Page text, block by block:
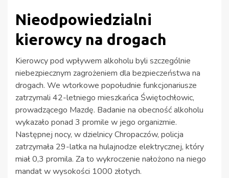
Nieodpowiedzialni
kierowcy na drogach
Kierowcy pod wpływem alkoholu byli szczególnie
niebezpiecznym zagrożeniem dla bezpieczeństwa na
drogach. We wtorkowe popołudnie funkcjonariusze
zatrzymali 42-letniego mieszkańca Świętochłowic,
prowadzącego Mazdę. Badanie na obecność alkoholu
wykazało ponad 3 promile w jego organizmie.
Następnej nocy, w dzielnicy Chropaczów, policja
zatrzymała 29-latka na hulajnodze elektrycznej, który
miał 0,3 promila. Za to wykroczenie nałożono na niego
mandat w wysokości 1000 złotych.